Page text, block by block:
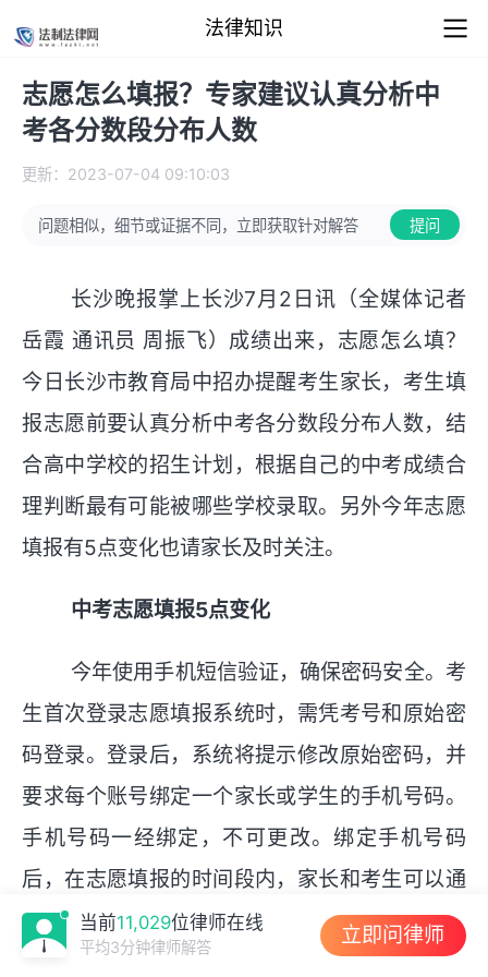
法律知识
志愿怎么填报？专家建议认真分析中
考各分数段分布人数
更新：2023-07-04 09:10:03
问题相似，细节或证据不同，立即获取针对解答 提问
长沙晚报掌上长沙7月2日讯（全媒体记者
岳霞 通讯员 周振飞）成绩出来，志愿怎么填？
今日长沙市教育局中招办提醒考生家长，考生填
报志愿前要认真分析中考各分数段分布人数，结
合高中学校的招生计划，根据自己的中考成绩合
理判断最有可能被哪些学校录取。另外今年志愿
填报有5点变化也请家长及时关注。
中考志愿填报5点变化
今年使用手机短信验证，确保密码安全。考
生首次登录志愿填报系统时，需凭考号和原始密
码登录。登录后，系统将提示修改原始密码，并
要求每个账号绑定一个家长或学生的手机号码。
手机号码一经绑定，不可更改。绑定手机号码
后，在志愿填报的时间段内，家长和考生可以通
过短信验证，随时修改密码，确保志愿有效反映
家长、学生的真实意愿。
当前11,029位律师在线
平均3分钟律师解答 立即问律师